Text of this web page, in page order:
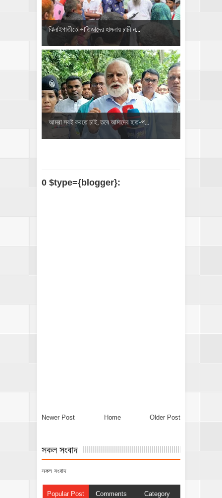
ঝিনাইগাতীতে ভাতিজাদের হামলায় চাচী ন...
আমরা সবই করতে চাই, তবে আমাদের হাত-প...
0 $type={blogger}:
Newer Post Older Post
Home
সকল সংবাদ
সকল সংবাদ
Popular Post Comments Category